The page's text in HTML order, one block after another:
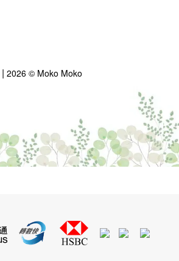
| 2026 © Moko Moko